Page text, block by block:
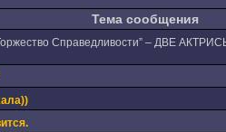
Тема сообщения
Справедливости” – ДВЕ